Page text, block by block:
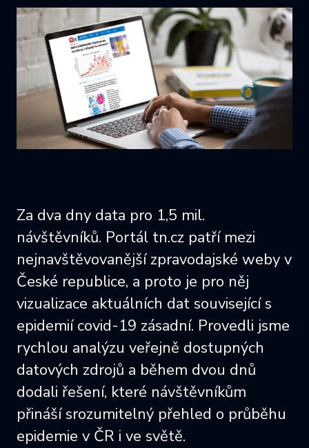
Za dva dny data pro 1,5 mil.
návštěvníků. Portál tn.cz patří mezi
nejnavštěvovanější zpravodajské weby v
České republice, a proto je pro něj
vizualizace aktuálních dat související s
epidemií covid-19 zásadní. Provedli jsme
rychlou analýzu veřejně dostupných
datových zdrojů a během dvou dnů
dodali řešení, které návštěvníkům
přináší srozumitelný přehled o průběhu
epidemie v ČR i ve světě.